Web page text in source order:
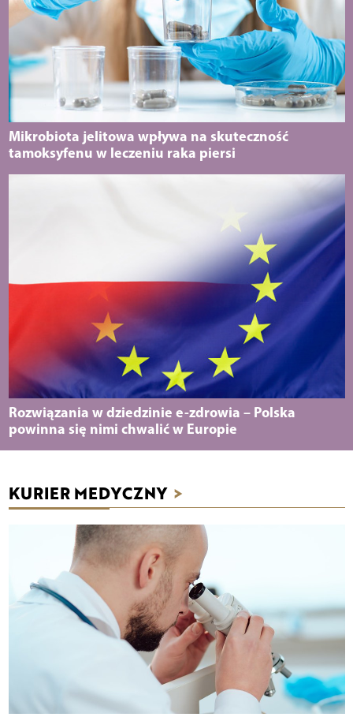
Mikrobiota jelitowa wpływa na skuteczność
tamoksyfenu w leczeniu raka piersi
Rozwiązania w dziedzinie e-zdrowia – Polska
powinna się nimi chwalić w Europie
KURIER MEDYCZNY >